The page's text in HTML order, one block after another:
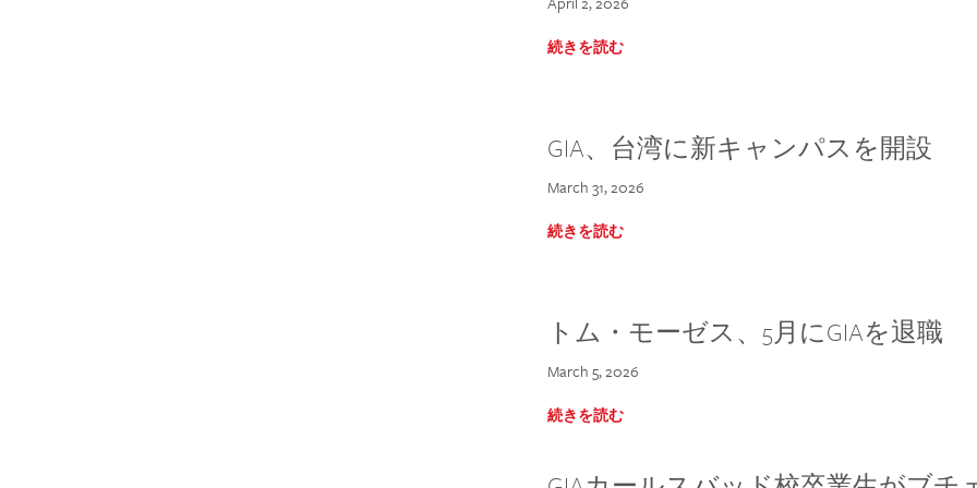
続きを読む
GIA、台湾に新キャンパスを開設
March 31, 2026
続きを読む
トム・モーゼス、5月にGIAを退職
March 5, 2026
続きを読む